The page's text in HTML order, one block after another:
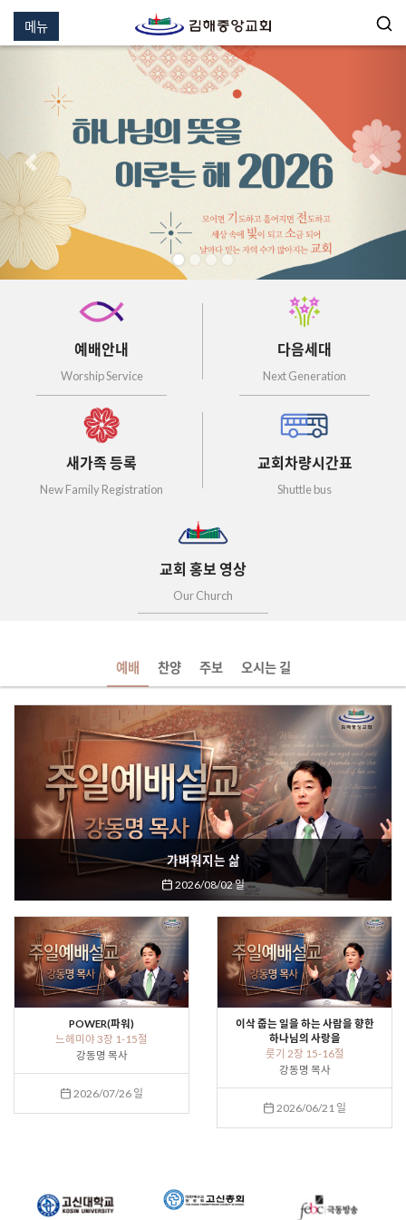
메뉴
이전 다음
예배안내
Worship Service
다음세대
Next Generation
새가족 등록
New Family Registration
교회차량시간표
Shuttle bus
교회 홍보 영상
Our Church
예배 찬양 주보 오시는 길
가벼워지는 삶
2026/08/02 일
POWER(파워)
느헤미야 3장 1-15절
강동명 목사
2026/07/26 일
이삭 줍는 일을 하는 사람을 향한
하나님의 사랑을
룻기 2장 15-16절
강동명 목사
2026/06/21 일